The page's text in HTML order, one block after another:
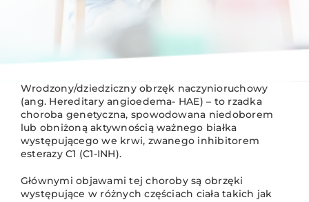
Wrodzony/dziedziczny obrzęk naczynioruchowy
(ang. Hereditary angioedema- HAE) – to rzadka
choroba genetyczna, spowodowana niedoborem
lub obniżoną aktywnością ważnego białka
występującego we krwi, zwanego inhibitorem
esterazy C1 (C1-INH).
Głównymi objawami tej choroby są obrzęki
występujące w różnych częściach ciała takich jak